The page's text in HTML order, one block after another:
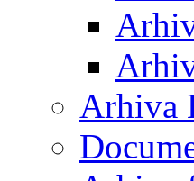
Arhiva